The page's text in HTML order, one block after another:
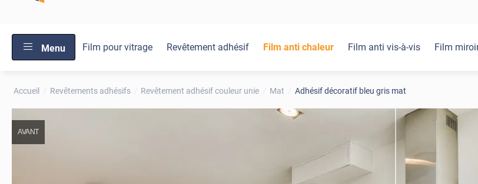
Menu Film pour vitrage Revêtement adhésif Film anti chaleur Film anti vis-à-vis Film
Accueil Revêtements adhésifs Revêtement adhésif couleur unie Mat Adhésif décoratif bleu gris mat
AVANT